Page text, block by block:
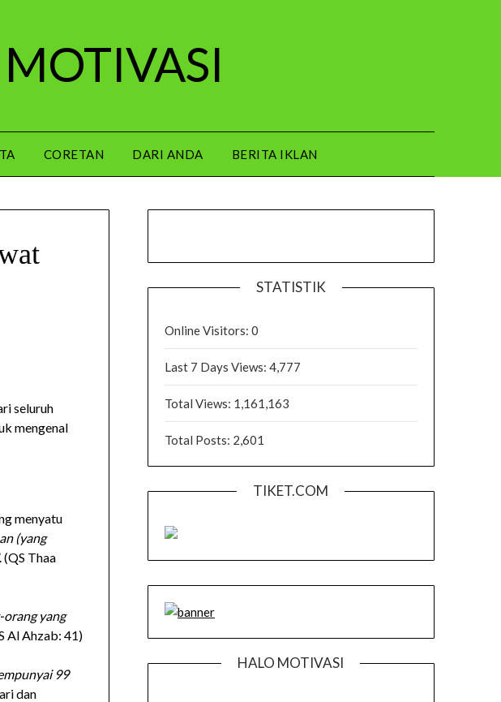
CORETAN DARI ANDA BERITA IKLAN
seluruh
mengenal
menyatu
(yang
(QS Thaa
yang
Al Ahzab: 41)
99
dan
STATISTIK
Online Visitors: 0
Last 7 Days Views: 4,777
Total Views: 1,161,163
Total Posts: 2,601
TIKET.COM
HALO MOTIVASI